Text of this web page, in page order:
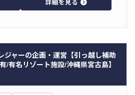
詳細を見る
ジャーの企画・運営【引っ越し補助
/有名リゾート施設/沖縄県宮古島】